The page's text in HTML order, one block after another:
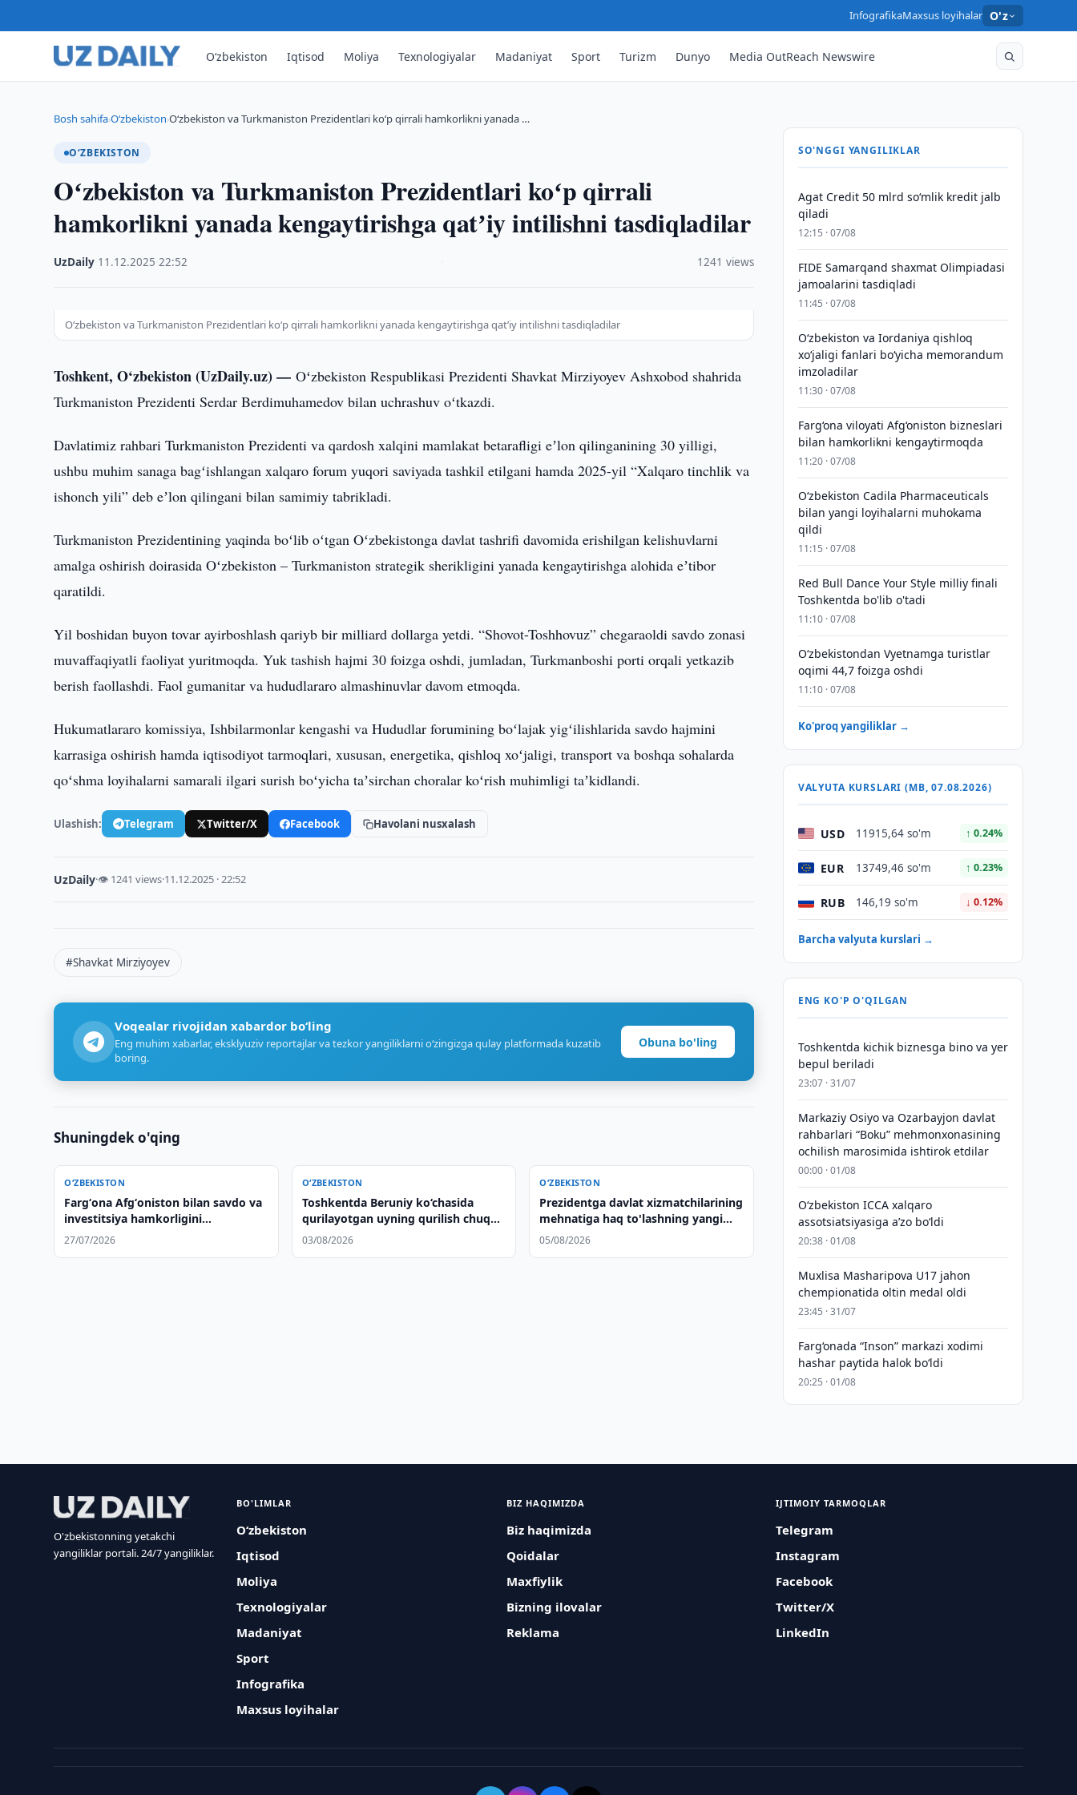
InfografikaMaxsus loyihalar O'z
O‘zbekiston Iqtisod Moliya Texnologiyalar Madaniyat Sport Turizm Dunyo Media OutReach Newswire
Bosh sahifa›O‘zbekiston›Oʻzbekiston va Turkmaniston Prezidentlari koʻp qirrali hamkorlikni yanada …
O‘ZBEKISTON
Oʻzbekiston va Turkmaniston Prezidentlari koʻp qirrali
hamkorlikni yanada kengaytirishga qatʼiy intilishni tasdiqladilar
UzDaily 11.12.2025 ·22:52 1241 views
Oʻzbekiston va Turkmaniston Prezidentlari koʻp qirrali hamkorlikni yanada kengaytirishga qatʼiy intilishni tasdiqladilar
Toshkent, O‘zbekiston (UzDaily.uz) —Oʻzbekiston Respublikasi Prezidenti Shavkat Mirziyoyev Ashxobod shahrida
Turkmaniston Prezidenti Serdar Berdimuhamedov bilan uchrashuv oʻtkazdi.
Davlatimiz rahbari Turkmaniston Prezidenti va qardosh xalqini mamlakat betarafligi eʼlon qilinganining 30 yilligi,
ushbu muhim sanaga bagʻishlangan xalqaro forum yuqori saviyada tashkil etilgani hamda 2025-yil “Xalqaro tinchlik va
ishonch yili” deb eʼlon qilingani bilan samimiy tabrikladi.
Turkmaniston Prezidentining yaqinda boʻlib oʻtgan Oʻzbekistonga davlat tashrifi davomida erishilgan kelishuvlarni
amalga oshirish doirasida Oʻzbekiston – Turkmaniston strategik sherikligini yanada kengaytirishga alohida eʼtibor
qaratildi.
Yil boshidan buyon tovar ayirboshlash qariyb bir milliard dollarga yetdi. “Shovot-Toshhovuz” chegaraoldi savdo zonasi
muvaffaqiyatli faoliyat yuritmoqda. Yuk tashish hajmi 30 foizga oshdi, jumladan, Turkmanboshi porti orqali yetkazib
berish faollashdi. Faol gumanitar va hududlararo almashinuvlar davom etmoqda.
Hukumatlararo komissiya, Ishbilarmonlar kengashi va Hududlar forumining boʻlajak yigʻilishlarida savdo hajmini
karrasiga oshirish hamda iqtisodiyot tarmoqlari, xususan, energetika, qishloq xoʻjaligi, transport va boshqa sohalarda
qoʻshma loyihalarni samarali ilgari surish boʻyicha taʼsirchan choralar koʻrish muhimligi taʼkidlandi.
Ulashish: Telegram Twitter/X Facebook Havolani nusxalash
UzDaily·👁 1241 views·11.12.2025 · 22:52
#Shavkat Mirziyoyev
Voqealar rivojidan xabardor bo‘ling
Eng muhim xabarlar, eksklyuziv reportajlar va tezkor yangiliklarni o‘zingizga qulay platformada kuzatib
boring.
Obuna bo'ling
Shuningdek o'qing
O‘ZBEKISTON
Fargʻona Afgʻoniston bilan savdo va
investitsiya hamkorligini
kengaytirmoqda
27/07/2026
O‘ZBEKISTON
Toshkentda Beruniy ko‘chasida
qurilayotgan uyning qurilish chuquri
cheti o‘pirildi
03/08/2026
O‘ZBEKISTON
Prezidentga davlat xizmatchilarining
mehnatiga haq to'lashning yangi
tizimi taqdim etildi
05/08/2026
SO'NGGI YANGILIKLAR
Agat Credit 50 mlrd so‘mlik kredit jalb
qiladi
12:15 · 07/08
FIDE Samarqand shaxmat Olimpiadasi
jamoalarini tasdiqladi
11:45 · 07/08
Oʻzbekiston va Iordaniya qishloq
xoʻjaligi fanlari boʻyicha memorandum
imzoladilar
11:30 · 07/08
Farg‘ona viloyati Afg‘oniston bizneslari
bilan hamkorlikni kengaytirmoqda
11:20 · 07/08
Oʻzbekiston Cadila Pharmaceuticals
bilan yangi loyihalarni muhokama
qildi
11:15 · 07/08
Red Bull Dance Your Style milliy finali
Toshkentda bo'lib o'tadi
11:10 · 07/08
O‘zbekistondan Vyetnamga turistlar
oqimi 44,7 foizga oshdi
11:10 · 07/08
Ko'proq yangiliklar →
VALYUTA KURSLARI (MB, 07.08.2026)
USD 11915,64 so'm ↑ 0.24%
EUR 13749,46 so'm ↑ 0.23%
RUB 146,19 so'm ↓ 0.12%
Barcha valyuta kurslari →
ENG KO'P O'QILGAN
Toshkentda kichik biznesga bino va yer
bepul beriladi
23:07 · 31/07
Markaziy Osiyo va Ozarbayjon davlat
rahbarlari “Boku” mehmonxonasining
ochilish marosimida ishtirok etdilar
00:00 · 01/08
O‘zbekiston ICCA xalqaro
assotsiatsiyasiga aʼzo bo‘ldi
20:38 · 01/08
Muxlisa Masharipova U17 jahon
chempionatida oltin medal oldi
23:45 · 31/07
Farg‘onada “Inson” markazi xodimi
hashar paytida halok bo‘ldi
20:25 · 01/08
O'zbekistonning yetakchi
yangiliklar portali. 24/7 yangiliklar.
BO'LIMLAR
O‘zbekiston
Iqtisod
Moliya
Texnologiyalar
Madaniyat
Sport
Infografika
Maxsus loyihalar
BIZ HAQIMIZDA
Biz haqimizda
Qoidalar
Maxfiylik
Bizning ilovalar
Reklama
IJTIMOIY TARMOQLAR
Telegram
Instagram
Facebook
Twitter/X
LinkedIn